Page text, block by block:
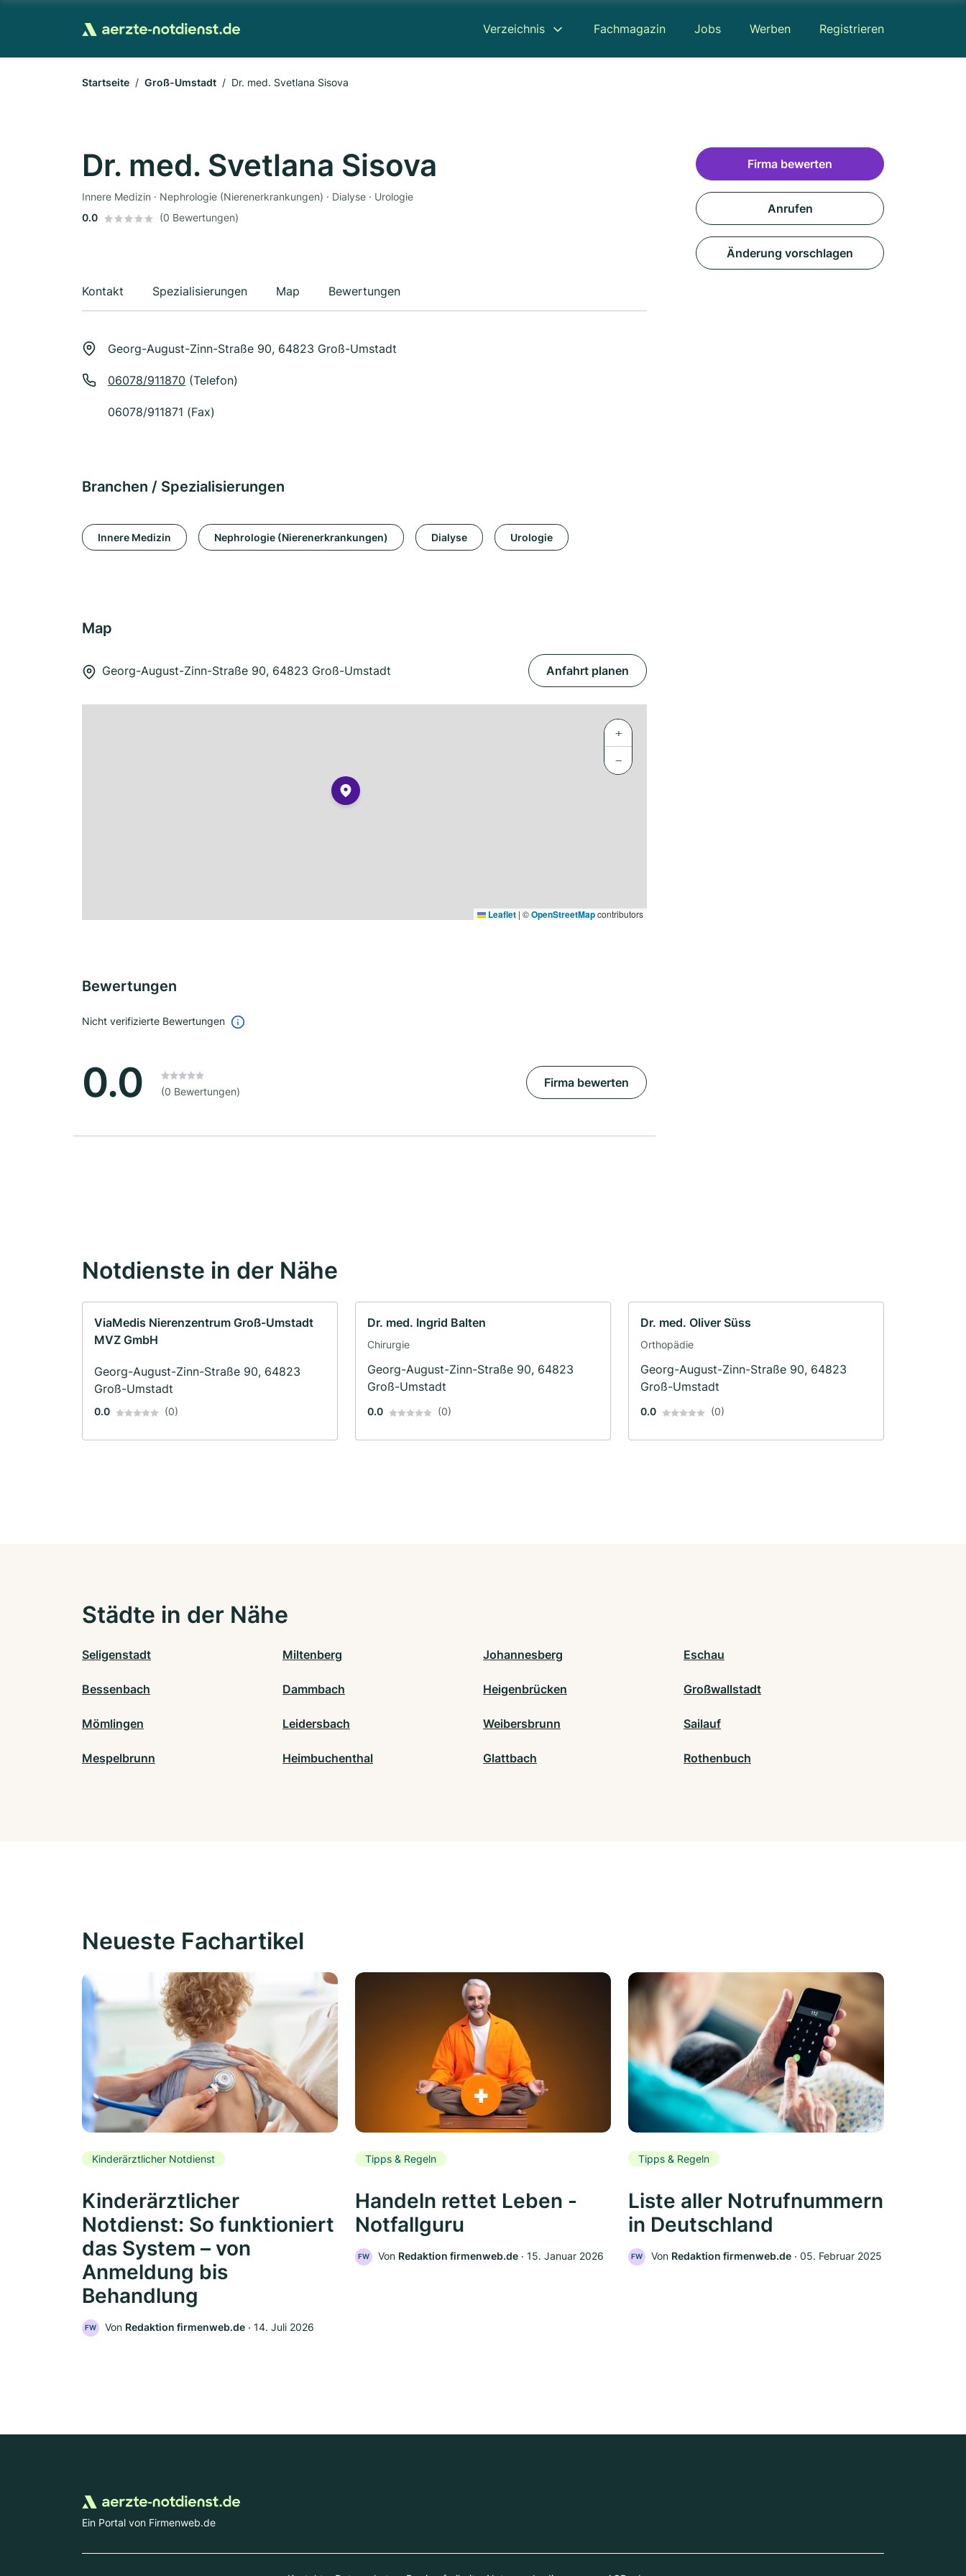
Verzeichnis Fachmagazin Jobs Werben Registrieren
Startseite Groß-Umstadt Dr. med. Svetlana Sisova
Dr. med. Svetlana Sisova
Innere Medizin · Nephrologie (Nierenerkrankungen) · Dialyse · Urologie
0.0
(0 Bewertungen)
Kontakt Spezialisierungen Map Bewertungen
Georg-August-Zinn-Straße 90, 64823 Groß-Umstadt
06078/911870 (Telefon)
06078/911871 (Fax)
Branchen / Spezialisierungen
Innere Medizin Nephrologie (Nierenerkrankungen) Dialyse Urologie
Map
Georg-August-Zinn-Straße 90, 64823 Groß-Umstadt Anfahrt planen
+
−
Leaflet | ©OpenStreetMapcontributors
Bewertungen
Nicht verifizierte Bewertungen
0.0 (0 Bewertungen)
Firma bewerten
Firma bewerten
Anrufen
Änderung vorschlagen
Notdienste in der Nähe
ViaMedis Nierenzentrum Groß-Umstadt
MVZ GmbH
Georg-August-Zinn-Straße 90, 64823
Groß-Umstadt
0.0 (0)
Dr. med. Ingrid Balten
Chirurgie
Georg-August-Zinn-Straße 90, 64823
Groß-Umstadt
0.0 (0)
Dr. med. Oliver Süss
Orthopädie
Georg-August-Zinn-Straße 90, 64823
Groß-Umstadt
0.0 (0)
Städte in der Nähe
Seligenstadt Miltenberg Johannesberg Eschau
Bessenbach Dammbach Heigenbrücken Großwallstadt
Mömlingen Leidersbach Weibersbrunn Sailauf
Mespelbrunn Heimbuchenthal Glattbach Rothenbuch
Neueste Fachartikel
Kinderärztlicher Notdienst
Kinderärztlicher
Notdienst: So funktioniert
das System – von
Anmeldung bis
Behandlung
FW Von Redaktion firmenweb.de ‧ 14. Juli 2026
Tipps & Regeln
Handeln rettet Leben -
Notfallguru
FW Von Redaktion firmenweb.de ‧ 15. Januar 2026
Tipps & Regeln
Liste aller Notrufnummern
in Deutschland
FW Von Redaktion firmenweb.de ‧ 05. Februar 2025
Ein Portal von Firmenweb.de